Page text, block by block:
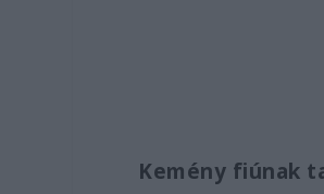
Kemény fiúnak